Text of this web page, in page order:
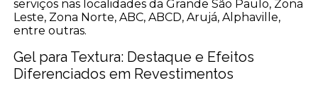
serviços nas localidades da Grande São Paulo, Zona
Leste, Zona Norte, ABC, ABCD, Arujá, Alphaville,
entre outras.
Gel para Textura: Destaque e Efeitos
Diferenciados em Revestimentos